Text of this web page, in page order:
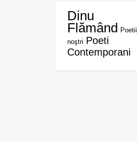
Dinu
Flămând
Poetii
noştri Poeti
Contemporani